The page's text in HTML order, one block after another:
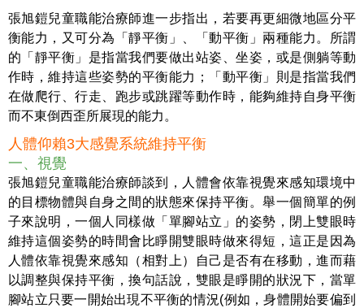
張旭鎧兒童職能治療師進一步指出，若要再更細微地區分平
衡能力，又可分為「靜平衡」、「動平衡」兩種能力。所謂
的「靜平衡」是指當我們要做出站姿、坐姿，或是側躺等動
作時，維持這些姿勢的平衡能力；「動平衡」則是指當我們
在做爬行、行走、跑步或跳躍等動作時，能夠維持自身平衡
而不東倒西歪所展現的能力。
人體仰賴3大感覺系統維持平衡
一、視覺
張旭鎧兒童職能治療師談到，人體會依靠視覺來感知環境中
的目標物體與自身之間的狀態來保持平衡。舉一個簡單的例
子來說明，一個人同樣做「單腳站立」的姿勢，閉上雙眼時
維持這個姿勢的時間會比睜開雙眼時做來得短，這正是因為
人體依靠視覺來感知（相對上）自己是否有在移動，進而藉
以調整與保持平衡，換句話說，雙眼是睜開的狀況下，當單
腳站立只要一開始出現不平衡的情況(例如，身體開始要偏到